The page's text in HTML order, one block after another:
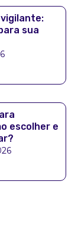
sua
escolher e